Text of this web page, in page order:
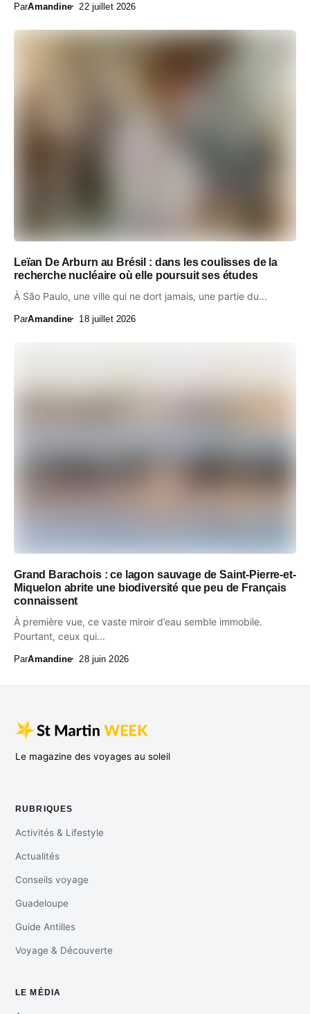
ParAmandine 22 juillet 2026
Leïan De Arburn au Brésil : dans les coulisses de la
recherche nucléaire où elle poursuit ses études
À São Paulo, une ville qui ne dort jamais, une partie du...
ParAmandine 18 juillet 2026
Grand Barachois : ce lagon sauvage de Saint-Pierre-et-
Miquelon abrite une biodiversité que peu de Français
connaissent
À première vue, ce vaste miroir d’eau semble immobile.
Pourtant, ceux qui...
ParAmandine 28 juin 2026
Le magazine des voyages au soleil
RUBRIQUES
Activités & Lifestyle
Actualités
Conseils voyage
Guadeloupe
Guide Antilles
Voyage & Découverte
LE MÉDIA